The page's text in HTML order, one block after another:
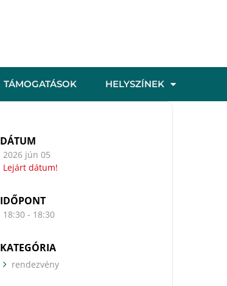
TÁMOGATÁSOK HELYSZÍNEK
DÁTUM
2026 jún 05
Lejárt dátum!
IDŐPONT
18:30 - 18:30
KATEGÓRIA
rendezvény